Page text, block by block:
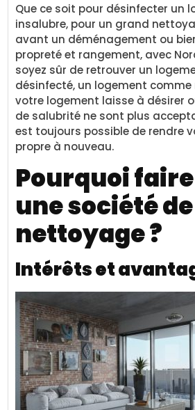
Que ce soit pour désinfecter un
insalubre, pour un grand
avant un déménagement ou
propreté et rangement, avec
soyez sûr de retrouver un
désinfecté, un logement comme
votre logement laisse à désirer
de salubrité ne sont plus
est toujours possible de rendre
propre à nouveau.
Pourquoi
une société de
nettoyage ?
Intérêts et